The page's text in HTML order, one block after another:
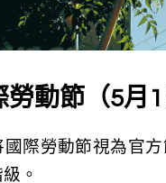
勞動節（5月1
國際勞動節視為官
。